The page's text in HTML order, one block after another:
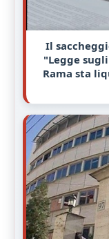
Il
"Legge
Rama sta